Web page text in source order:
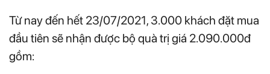
Từ nay đến hết 23/07/2021, 3.000 khách đặt mua
đầu tiên sẽ nhận được bộ quà trị giá 2.090.000đ
gồm: